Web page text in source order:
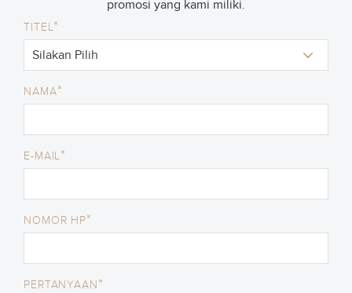
promosi yang kami miliki.
TITEL*
NAMA*
E-MAIL*
NOMOR HP*
PERTANYAAN*